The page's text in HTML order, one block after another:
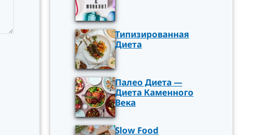
Типизированная
Диета
Палео Диета —
Диета Каменного
Века
Slow Food